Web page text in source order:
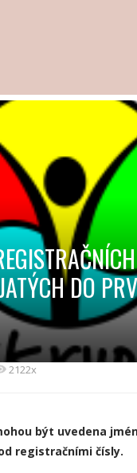
DO
2122x
být uvedena
registračními čísly.